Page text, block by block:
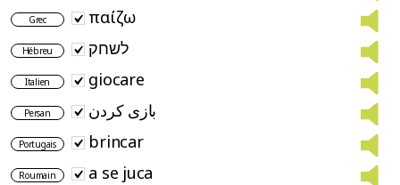
Grec παίζω
Hébreu לשחק
Italien giocare
Persan بازی کردن
Portugais brincar
Roumain a se juca